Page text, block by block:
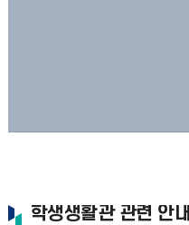
학생생활관 관련 안내